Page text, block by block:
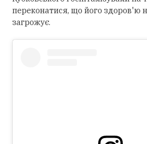
переконатися, що його здоров'ю
загрожує.